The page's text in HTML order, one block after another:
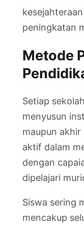
peningkatan
Metode
Setiap
menyusun
maupun akhir
aktif dalam
dengan
dipelajari
Siswa sering
mencakup